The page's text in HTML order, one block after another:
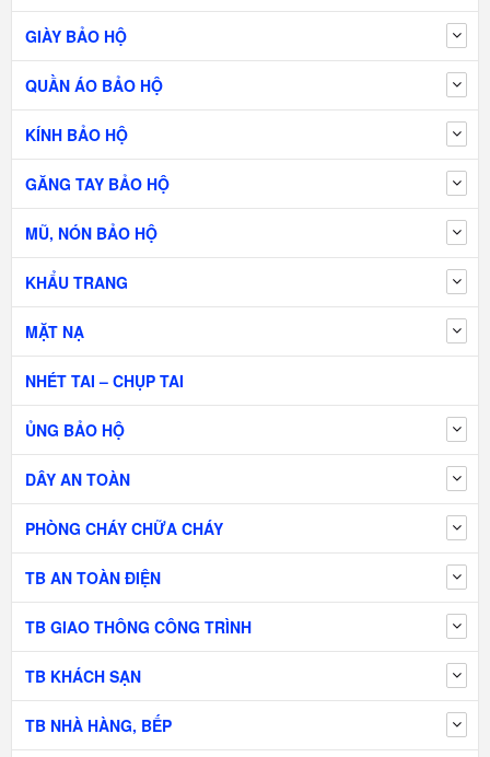
GIÀY BẢO HỘ
QUẦN ÁO BẢO HỘ
KÍNH BẢO HỘ
GĂNG TAY BẢO HỘ
MŨ, NÓN BẢO HỘ
KHẨU TRANG
MẶT NẠ
NHÉT TAI – CHỤP TAI
ỦNG BẢO HỘ
DÂY AN TOÀN
PHÒNG CHÁY CHỮA CHÁY
TB AN TOÀN ĐIỆN
TB GIAO THÔNG CÔNG TRÌNH
TB KHÁCH SẠN
TB NHÀ HÀNG, BẾP